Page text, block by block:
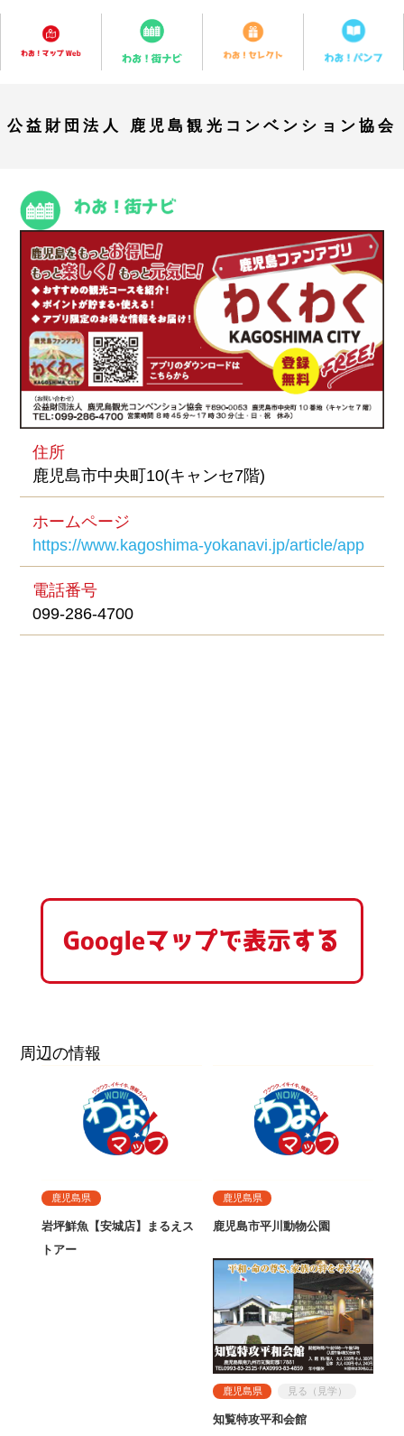
公益財団法人 鹿児島観光コンベンション協会
住所
鹿児島市中央町10(キャンセ7階)
ホームページ
https://www.kagoshima-yokanavi.jp/article/app
電話番号
099-286-4700
Googleマップで表示する
周辺の情報
鹿児島県
岩坪鮮魚【安城店】まるえス
トアー
鹿児島県
鹿児島市平川動物公園
鹿児島県 見る（見学）
知覧特攻平和会館